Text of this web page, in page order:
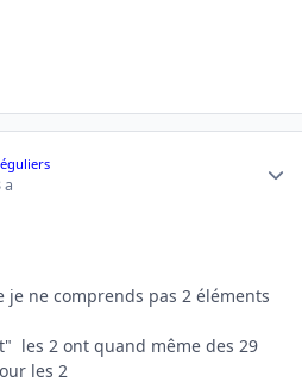
a
je ne comprends pas 2 éléments
les 2 ont quand même des 29
les 2